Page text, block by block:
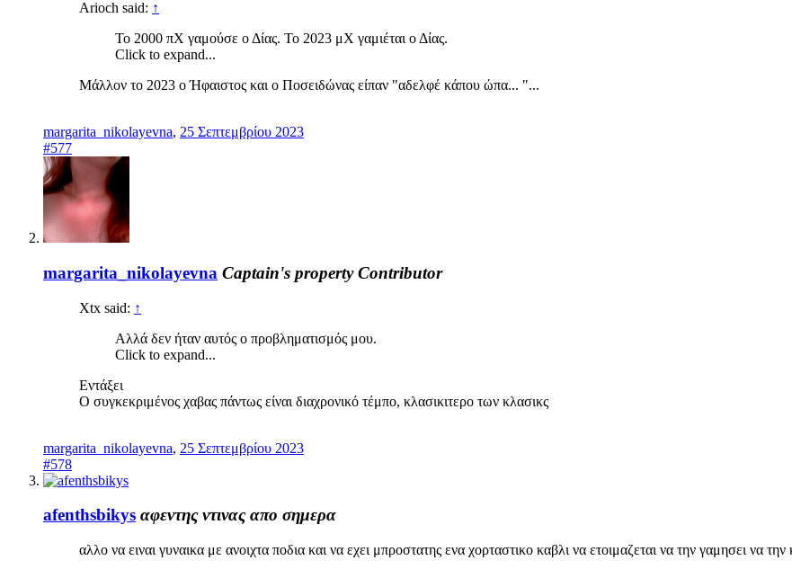
Arioch said: ↑
Το 2000 πΧ γαμούσε ο Δίας. Το 2023 μΧ γαμιέται ο Δίας.
Click to expand...
Μάλλον το 2023 ο Ήφαιστος και ο Ποσειδώνας είπαν "αδελφέ κάπου ώπα... "...
margarita_nikolayevna, 25 Σεπτεμβρίου 2023
#577
margarita_nikolayevna Captain's property Contributor
Xtx said: ↑
Αλλά δεν ήταν αυτός ο προβληματισμός μου.
Click to expand...
Εντάξει
Ο συγκεκριμένος χαβας πάντως είναι διαχρονικό τέμπο, κλασικιτερο των κλασικς
margarita_nikolayevna, 25 Σεπτεμβρίου 2023
#578
afenthsbikys αφεντης ντινας απο σημερα
αλλο να ειναι γυναικα με ανοιχτα ποδια και να εχει μπροστατης ενα χορταστικο καβλι να ετοιμαζεται να την γαμησει να